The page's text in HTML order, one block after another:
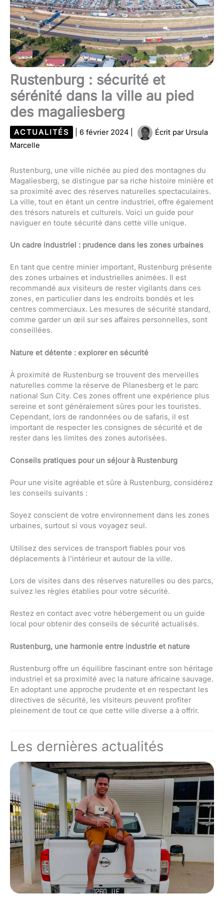
Rustenburg : sécurité et
sérénité dans la ville au pied
des magaliesberg
ACTUALITÉS 6 février 2024 Écrit par Ursula
Marcelle
Rustenburg, une ville nichée au pied des montagnes du
Magaliesberg, se distingue par sa riche histoire minière et
sa proximité avec des réserves naturelles spectaculaires.
La ville, tout en étant un centre industriel, offre également
des trésors naturels et culturels. Voici un guide pour
naviguer en toute sécurité dans cette ville unique.
Un cadre industriel : prudence dans les zones urbaines
En tant que centre minier important, Rustenburg présente
des zones urbaines et industrielles animées. Il est
recommandé aux visiteurs de rester vigilants dans ces
zones, en particulier dans les endroits bondés et les
centres commerciaux. Les mesures de sécurité standard,
comme garder un œil sur ses affaires personnelles, sont
conseillées.
Nature et détente : explorer en sécurité
À proximité de Rustenburg se trouvent des merveilles
naturelles comme la réserve de Pilanesberg et le parc
national Sun City. Ces zones offrent une expérience plus
sereine et sont généralement sûres pour les touristes.
Cependant, lors de randonnées ou de safaris, il est
important de respecter les consignes de sécurité et de
rester dans les limites des zones autorisées.
Conseils pratiques pour un séjour à Rustenburg
Pour une visite agréable et sûre à Rustenburg, considérez
les conseils suivants :
Soyez conscient de votre environnement dans les zones
urbaines, surtout si vous voyagez seul.
Utilisez des services de transport fiables pour vos
déplacements à l’intérieur et autour de la ville.
Lors de visites dans des réserves naturelles ou des parcs,
suivez les règles établies pour votre sécurité.
Restez en contact avec votre hébergement ou un guide
local pour obtenir des conseils de sécurité actualisés.
Rustenburg, une harmonie entre industrie et nature
Rustenburg offre un équilibre fascinant entre son héritage
industriel et sa proximité avec la nature africaine sauvage.
En adoptant une approche prudente et en respectant les
directives de sécurité, les visiteurs peuvent profiter
pleinement de tout ce que cette ville diverse a à offrir.
Les dernières actualités